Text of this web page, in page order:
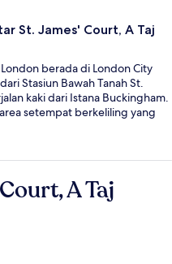
St. James' Court, A Taj
berada di London City
Stasiun Bawah Tanah St.
kaki dari Istana Buckingham.
setempat berkeliling yang
A Taj